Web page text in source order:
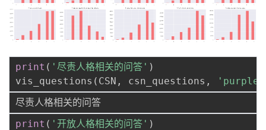
print ( '尽责人格相关的问答' )
vis_questions ( CSN , csn_questions , 'purple'
print ( '开放人格相关的问答' )